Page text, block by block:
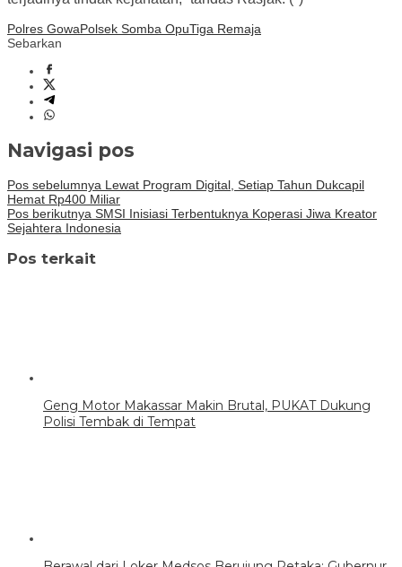
Polres GowaPolsek Somba OpuTiga Remaja
Sebarkan
Navigasi pos
Pos sebelumnya Lewat Program Digital, Setiap Tahun Dukcapil
Hemat Rp400 Miliar
Pos berikutnya SMSI Inisiasi Terbentuknya Koperasi Jiwa Kreator
Sejahtera Indonesia
Pos terkait
Geng Motor Makassar Makin Brutal, PUKAT Dukung
Polisi Tembak di Tempat